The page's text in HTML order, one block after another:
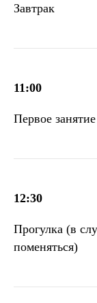
Завтрак
11:00
Первое занятие
12:30
Прогулка (в
поменяться)